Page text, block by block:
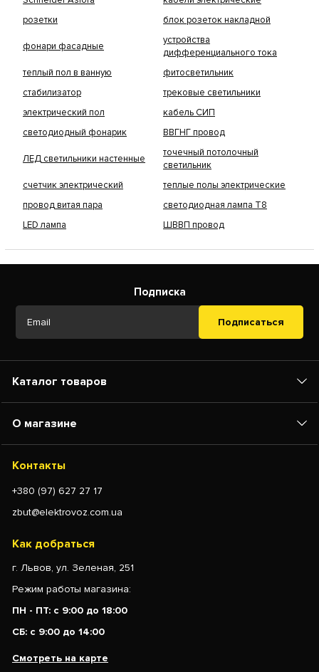
розетки
блок розеток накладной
фонари фасадные
устройства
дифференциального тока
теплый пол в ванную
фитосветильник
стабилизатор
трековые светильники
электрический пол
кабель СИП
светодиодный фонарик
ВВГНГ провод
ЛЕД светильники настенные
точечный потолочный
светильник
счетчик электрический
теплые полы электрические
провод витая пара
светодиодная лампа Т8
LED лампа
ШВВП провод
Подписка
Подписаться
Каталог товаров
О магазине
Контакты
+380 (97) 627 27 17
zbut@elektrovoz.com.ua
Как добраться
г. Львов, ул. Зеленая, 251
Режим работы магазина:
ПН - ПТ: с 9:00 до 18:00
СБ: с 9:00 до 14:00
Смотреть на карте